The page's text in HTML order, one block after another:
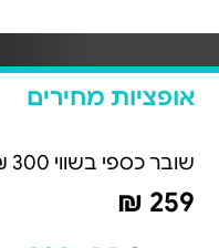
אופציות מחירים
שובר כספי בשווי 300 ₪
259 ₪